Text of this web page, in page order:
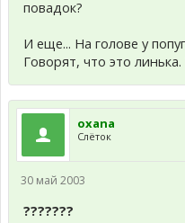
повадок?
И еще... На голове у
Говорят, что это
oxana
Слёток
30 май 2003
???????